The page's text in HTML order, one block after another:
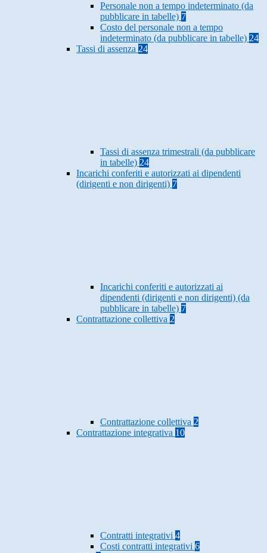
Personale non a tempo indeterminato (da
pubblicare in tabelle) 7
Costo del personale non a tempo
indeterminato (da pubblicare in tabelle) 24
Tassi di assenza 24
Tassi di assenza trimestrali (da pubblicare
in tabelle) 24
Incarichi conferiti e autorizzati ai dipendenti
(dirigenti e non dirigenti) 7
Incarichi conferiti e autorizzati ai
dipendenti (dirigenti e non dirigenti) (da
pubblicare in tabelle) 7
Contrattazione collettiva 2
Contrattazione collettiva 2
Contrattazione integrativa 10
Contratti integrativi 4
Costi contratti integrativi 6